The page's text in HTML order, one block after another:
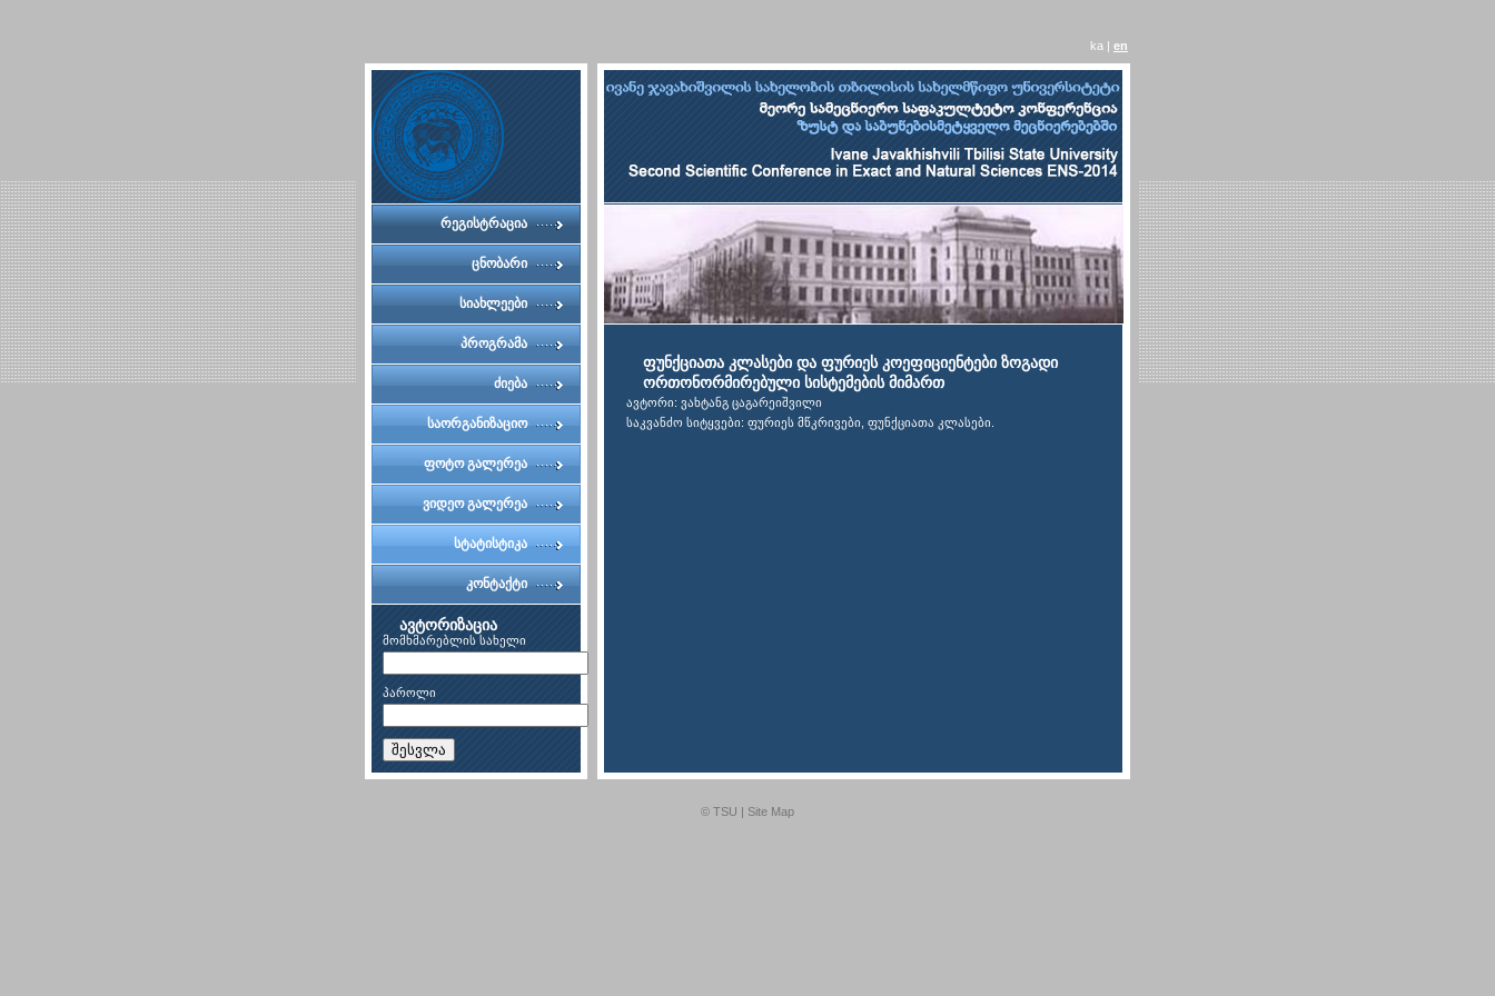
ka | en
რეგისტრაცია
ცნობარი
სიახლეები
პროგრამა
ძიება
საორგანიზაციო
კომიტეტი
ფოტო გალერეა
ვიდეო გალერეა
სტატისტიკა
კონტაქტი
ავტორიზაცია
მომხმარებლის სახელი
პაროლი
შესვლა
ფუნქციათა კლასები და ფურიეს კოეფიციენტები ზოგადი
ორთონორმირებული სისტემების მიმართ
ავტორი: ვახტანგ ცაგარეიშვილი
საკვანძო სიტყვები: ფურიეს მწკრივები, ფუნქციათა კლასები.
© TSU | Site Map